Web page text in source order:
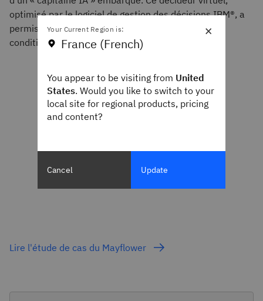
optimisé par le logiciel de gestion des décisions IBM®, a
permis au bateau de naviguer sans écueil dans des
conditions changeantes et souvent dangereuses.
Lire l'étude de cas du Mayflower
×
Your Current Region is:
France (French)
You appear to be visiting from United
States. Would you like to switch to your
local site for regional products, pricing
and content?
Cancel Update